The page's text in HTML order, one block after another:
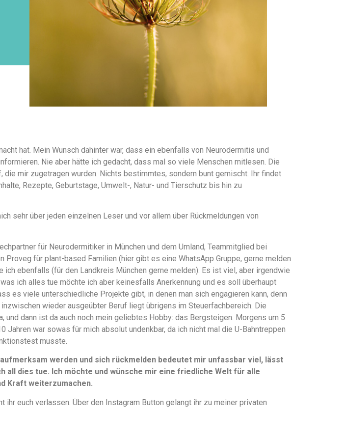
hat. Mein Wunsch dahinter war, dass ein ebenfalls von Neurodermitis und
Nie aber hätte ich gedacht, dass mal so viele Menschen mitlesen. Die
mir zugetragen wurden. Nichts bestimmtes, sondern bunt gemischt. Ihr findet
Rezepte, Geburtstage, Umwelt-, Natur- und Tierschutz bis hin zu
sehr über jeden einzelnen Leser und vor allem über Rückmeldungen von
für Neurodermitiker in München und dem Umland, Teammitglied bei
für plant-based Familien (hier gibt es eine WhatsApp Gruppe, gerne melden
ebenfalls (für den Landkreis München gerne melden). Es ist viel, aber irgendwie
ich alles tue möchte ich aber keinesfalls Anerkennung und es soll überhaupt
es viele unterschiedliche Projekte gibt, in denen man sich engagieren kann, denn
wieder ausgeübter Beruf liegt übrigens im Steuerfachbereich. Die
dann ist da auch noch mein geliebtes Hobby: das Bergsteigen. Morgens um 5
war sowas für mich absolut undenkbar, da ich nicht mal die U-Bahntreppen
musste.
werden und sich rückmelden bedeutet mir unfassbar viel, lässt
all dies tue. Ich möchte und wünsche mir eine friedliche Welt für alle
Kraft weiterzumachen.
euch verlassen. Über den Instagram Button gelangt ihr zu meiner privaten